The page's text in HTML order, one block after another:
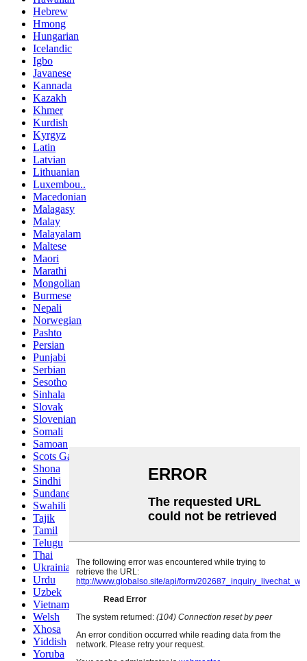
Hebrew
Hmong
Hungarian
Icelandic
Igbo
Javanese
Kannada
Kazakh
Khmer
Kurdish
Kyrgyz
Latin
Latvian
Lithuanian
Luxembou..
Macedonian
Malagasy
Malay
Malayalam
Maltese
Maori
Marathi
Mongolian
Burmese
Nepali
Norwegian
Pashto
Persian
Punjabi
Serbian
Sesotho
Sinhala
Slovak
Slovenian
Somali
Samoan
Scots Gaelic
Shona
Sindhi
Sundanese
Swahili
Tajik
Tamil
Telugu
Thai
Ukrainian
Urdu
Uzbek
Vietnamese
Welsh
Xhosa
Yiddish
Yoruba